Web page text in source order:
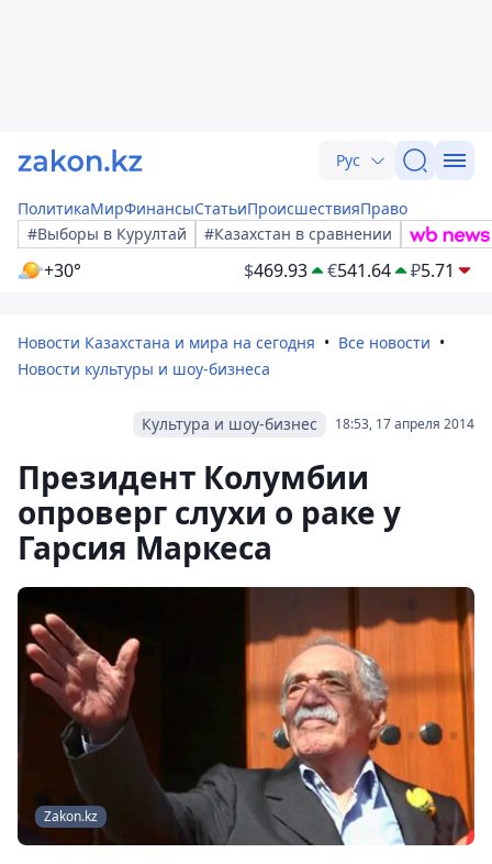
Рус
ПолитикаМирФинансыСтатьиПроисшествияПраво
#Выборы в Курултай
#Казахстан в сравнении
+30° $469.93 €541.64 ₽5.71
Новости Казахстана и мира на сегодня
Все новости
Новости культуры и шоу-бизнеса
18:53, 17 апреля 2014
Культура и шоу-бизнес
Президент Колумбии
опроверг слухи о раке у
Гарсия Маркеса
Zakon.kz